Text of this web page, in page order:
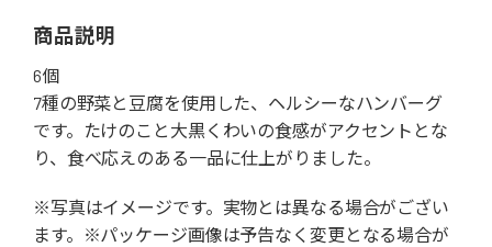
商品説明
6個
7種の野菜と豆腐を使用した、ヘルシーなハンバーグ
です。たけのこと大黒くわいの食感がアクセントとな
り、食べ応えのある一品に仕上がりました。
※写真はイメージです。実物とは異なる場合がござい
ます。※パッケージ画像は予告なく変更となる場合が